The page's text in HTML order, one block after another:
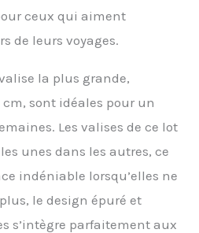
pièces contient 3 tailles
différentes pour de
voyage, M (38x24x58-
(43x27x67cm-3,16kg), XL
(47x30x78-4,68kg).
peuvent être allongées
de 21% d'espace
M répond à la plupart
des restrictions de taille
ceux qui aiment
de leurs voyages.
la plus grande,
sont idéales pour un
Les valises de ce lot
unes dans les autres, ce
indéniable lorsqu’elles ne
le design épuré et
s’intègre parfaitement aux